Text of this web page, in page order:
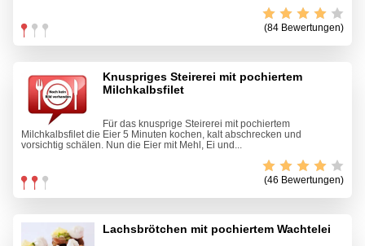
(84 Bewertungen)
Knuspriges Steirerei mit pochiertem
Milchkalbsfilet
Für das knusprige Steirerei mit pochiertem
Milchkalbsfilet die Eier 5 Minuten kochen, kalt abschrecken und
vorsichtig schälen. Nun die Eier mit Mehl, Ei und...
(46 Bewertungen)
Lachsbrötchen mit pochiertem Wachtelei